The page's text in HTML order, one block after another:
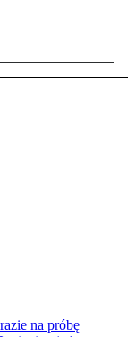
na próbę